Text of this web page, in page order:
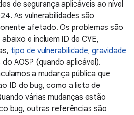
de segurança aplicáveis ao nível
As vulnerabilidades são
afetado. Os problemas são
e incluem ID de CVE,
tipo de vulnerabilidade, gravidade
AOSP (quando aplicável).
a mudança pública que
ID do bug, como a lista de
várias mudanças estão
bug, outras referências são